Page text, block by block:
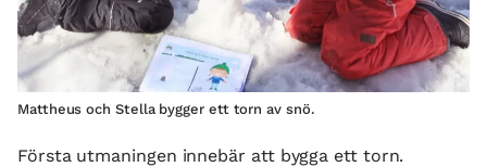
Mattheus och Stella bygger ett torn av snö.
Första utmaningen innebär att bygga ett torn.